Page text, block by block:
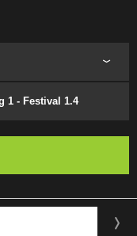
1 - Festival 1.4